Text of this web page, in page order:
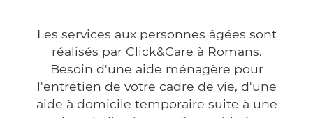
Les services aux personnes âgées sont
réalisés par Click&Care à Romans.
Besoin d'une aide ménagère pour
l'entretien de votre cadre de vie, d'une
aide à domicile temporaire suite à une